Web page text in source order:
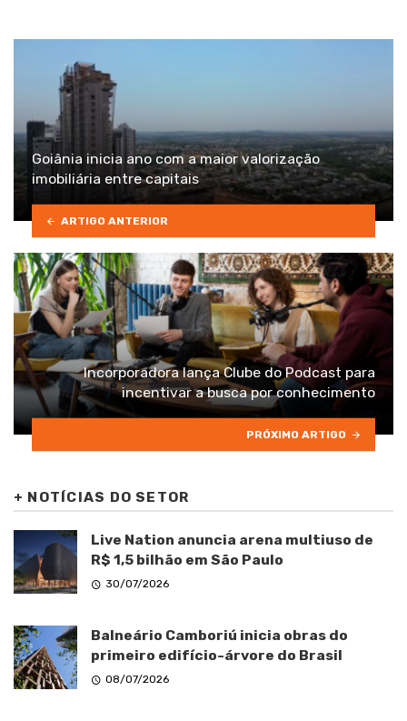
Goiânia inicia ano com a maior valorização
imobiliária entre capitais
ARTIGO ANTERIOR
Incorporadora lança Clube do Podcast para
incentivar a busca por conhecimento
PRÓXIMO ARTIGO
+ NOTÍCIAS DO SETOR
Live Nation anuncia arena multiuso de
R$ 1,5 bilhão em São Paulo
30/07/2026
Balneário Camboriú inicia obras do
primeiro edifício-árvore do Brasil
08/07/2026